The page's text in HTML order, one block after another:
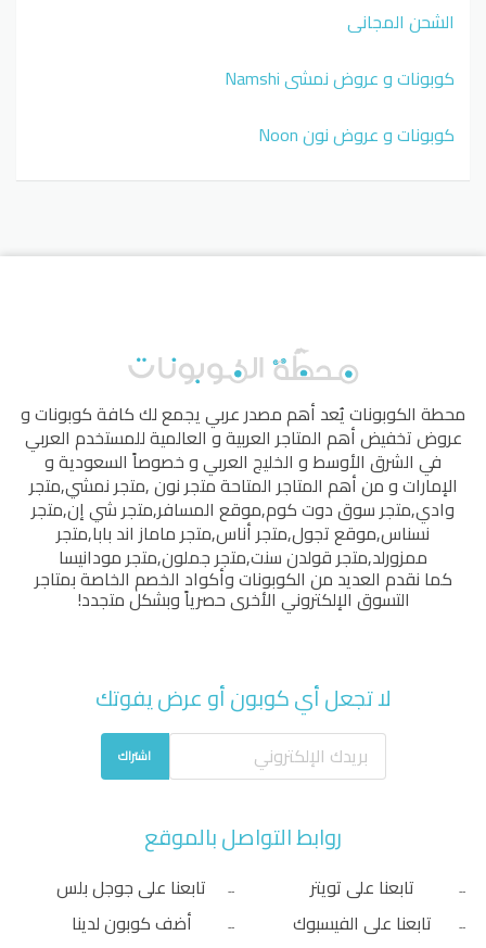
الشحن المجاني
كوبونات و عروض نمشي Namshi
كوبونات و عروض نون Noon
محطة الكوبوناتيُعد أهم مصدر عربي يجمع لك كافة كوبونات و
عروض تخفيض أهم المتاجر العربية و العالمية للمستخدم العربي
في الشرق الأوسط و الخليج العربي و خصوصاً السعودية و
الإمارات و من أهم المتاجر المتاحةمتجر نون,متجر نمشي,متجر
وادي,متجر سوق دوت كوم,موقع المسافر,متجر شي إن,متجر
نسناس,موقع تجول,متجر أناس,متجر ماماز اند بابا,متجر
ممزورلد,متجر قولدن سنت,متجر جملون,متجر مودانيسا
كما نقدم العديد من الكوبونات وأكواد الخصم الخاصة بمتاجر
التسوق الإلكتروني الأخرى حصرياً وبشكل متجدد!
لا تجعل أي كوبون أو عرض يفوتك
اشتراك
روابط التواصل بالموقع
تابعنا على تويتر
تابعنا على الفيسبوك
تابعنا على جوجل بلس
أضف كوبون لدينا